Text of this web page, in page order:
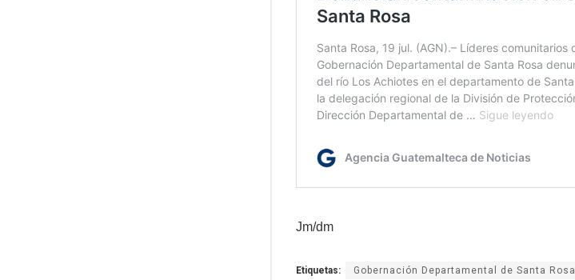
Jm/dm
Etiquetas: Gobernación Departamental de Santa Rosa